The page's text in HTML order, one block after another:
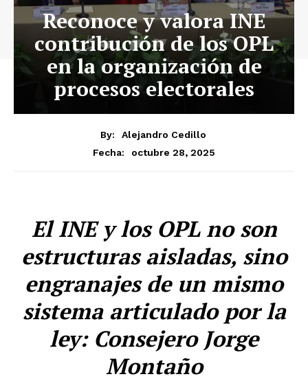
Reconoce y valora INE
contribución de los OPL
en la organización de
procesos electorales
By:
Alejandro Cedillo
Fecha:
octubre 28, 2025
El INE y los OPL no son
estructuras aisladas, sino
engranajes de un mismo
sistema articulado por la
ley: Consejero Jorge
Montaño